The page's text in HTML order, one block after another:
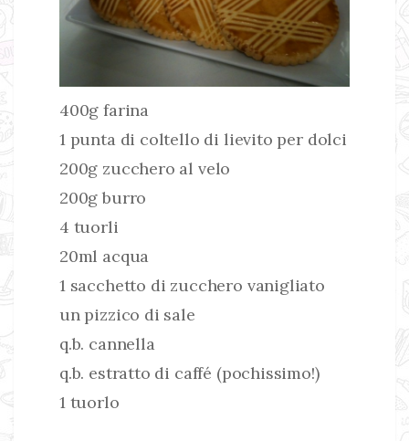
400g farina
1 punta di coltello di lievito per dolci
200g zucchero al velo
200g burro
4 tuorli
20ml acqua
1 sacchetto di zucchero vanigliato
un pizzico di sale
q.b. cannella
q.b. estratto di caffé (pochissimo!)
1 tuorlo